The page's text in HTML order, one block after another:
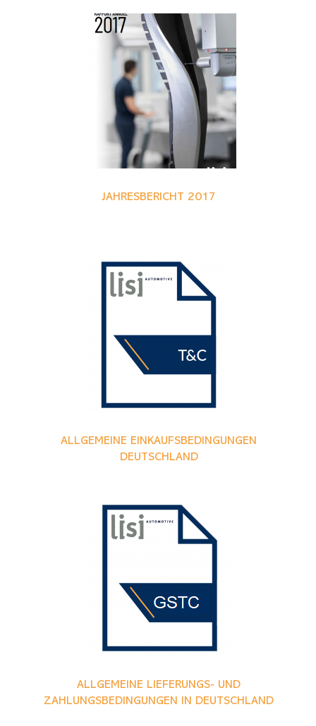
JAHRESBERICHT 2017
ALLGEMEINE EINKAUFSBEDINGUNGEN
DEUTSCHLAND
ALLGEMEINE LIEFERUNGS- UND
ZAHLUNGSBEDINGUNGEN IN DEUTSCHLAND